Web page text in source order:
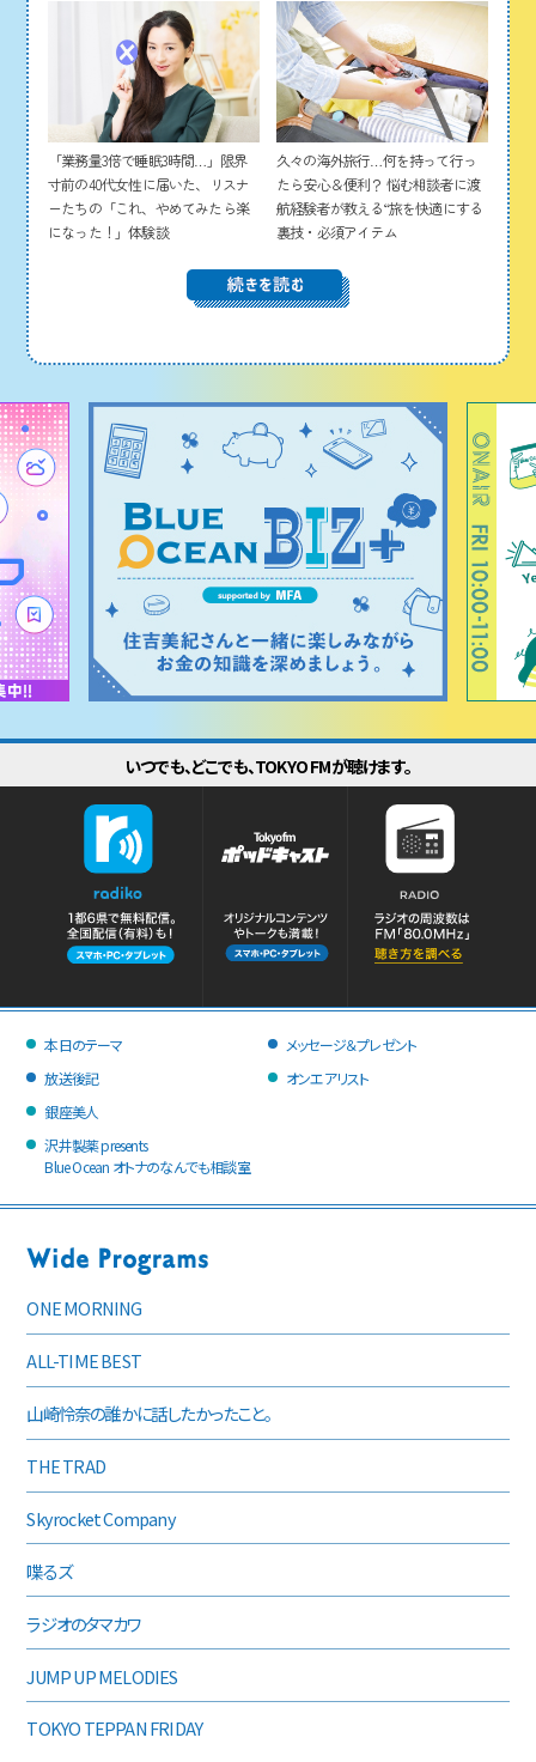
「業務量3倍で睡眠3時間…」限界
寸前の40代女性に届いた、リスナ
ーたちの「これ、やめてみたら楽
になった！」体験談
久々の海外旅行…何を持って行っ
たら安心＆便利？ 悩む相談者に渡
航経験者が教える“旅を快適にする
裏技・必須アイテム
いつでも、どこでも、TOKYO FMが聴けます。
本日のテーマ
放送後記
メッセージ＆プレゼント
オンエアリスト
銀座美人
沢井製薬 presents
Blue Ocean オトナのなんでも相談室
ONE MORNING
ALL-TIME BEST
山崎怜奈の誰かに話したかったこと。
THE TRAD
Skyrocket Company
喋るズ
ラジオのタマカワ
JUMP UP MELODIES
TOKYO TEPPAN FRIDAY